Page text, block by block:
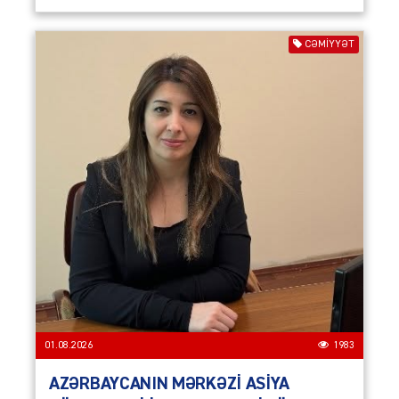
CƏMIYYƏT
01.08.2026 1983
AZƏRBAYCANIN MƏRKƏZİ ASİYA